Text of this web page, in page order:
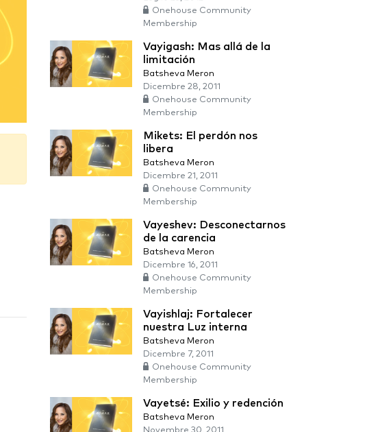
Onehouse Community
Membership
Vayigash: Mas allá de la
limitación
Batsheva Meron
Dicembre 28, 2011
Onehouse Community
Membership
Mikets: El perdón nos
libera
Batsheva Meron
Dicembre 21, 2011
Onehouse Community
Membership
Vayeshev: Desconectarnos
de la carencia
Batsheva Meron
Dicembre 16, 2011
Onehouse Community
Membership
Vayishlaj: Fortalecer
nuestra Luz interna
Batsheva Meron
Dicembre 7, 2011
Onehouse Community
Membership
Vayetsé: Exilio y redención
Batsheva Meron